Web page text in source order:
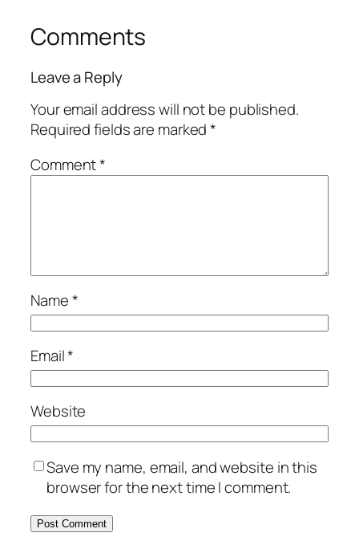
Comments
Leave a Reply
Your email address will not be published.
Required fields are marked*
Comment*
Name*
Email*
Website
Save my name, email, and website in this
browser for the next time I comment.